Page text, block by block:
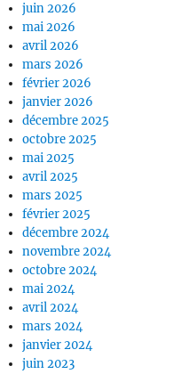
juin 2026
mai 2026
avril 2026
mars 2026
février 2026
janvier 2026
décembre 2025
octobre 2025
mai 2025
avril 2025
mars 2025
février 2025
décembre 2024
novembre 2024
octobre 2024
mai 2024
avril 2024
mars 2024
janvier 2024
juin 2023